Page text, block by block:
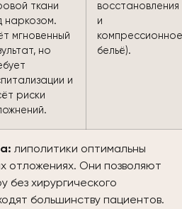
ткани
наркозом.
мгновенный
но
и
риски
восстановления
и
компрессионное
бельё).
липолитики оптимальны
отложениях. Они позволяют
без хирургического
большинству пациентов.